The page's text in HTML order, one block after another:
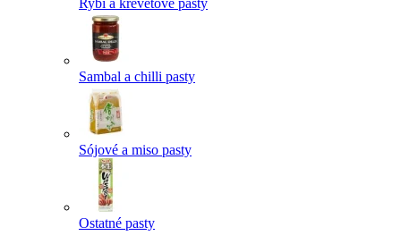
Rybí a krevetové pasty
Sambal a chilli pasty
Sójové a miso pasty
Ostatné pasty